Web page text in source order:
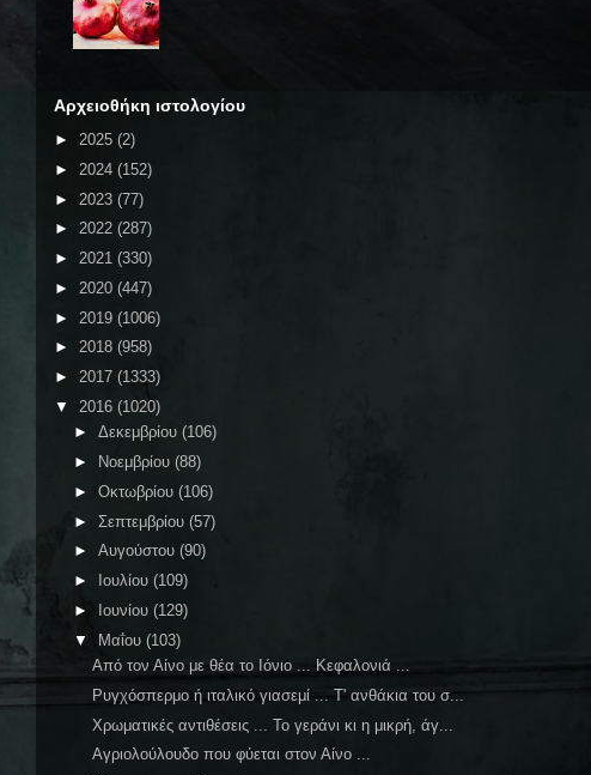
Αρχειοθήκη ιστολογίου
► 2025 (2)
► 2024 (152)
► 2023 (77)
► 2022 (287)
► 2021 (330)
► 2020 (447)
► 2019 (1006)
► 2018 (958)
► 2017 (1333)
▼ 2016 (1020)
► Δεκεμβρίου (106)
►
Νοεμβρίου (88)
► Οκτωβρίου (106)
► Σεπτεμβρίου (57)
► Αυγούστου (90)
►
Ιουλίου (109)
►
Ιουνίου (129)
▼ Μαΐου (103)
Από τον Αίνο με θέα το Ιόνιο ... Κεφαλονιά ...
Ρυγχόσπερμο ή ιταλικό γιασεμί ... Τ' ανθάκια του σ...
Χρωματικές αντιθέσεις ... Το γεράνι κι η μικρή, άγ...
Αγριολούλουδο που φύεται στον Αίνο ...